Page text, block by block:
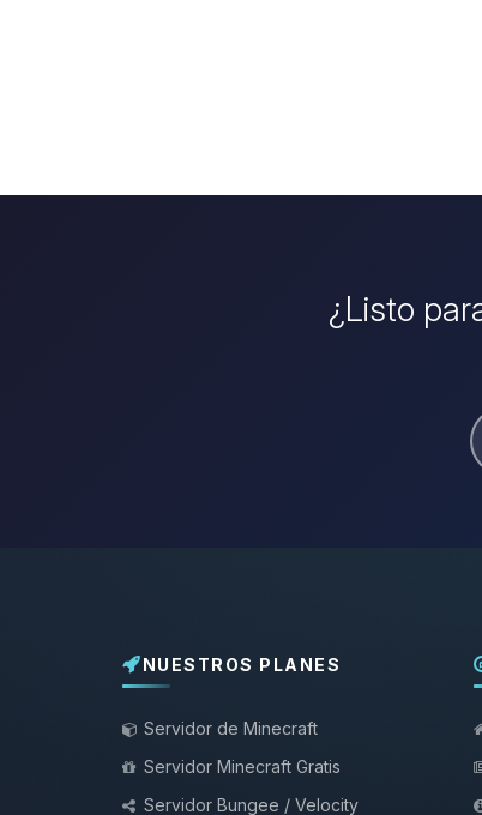
¿Listo
NUESTROS PLANES
Servidor de Minecraft
Servidor Minecraft Gratis
Servidor Bungee / Velocity